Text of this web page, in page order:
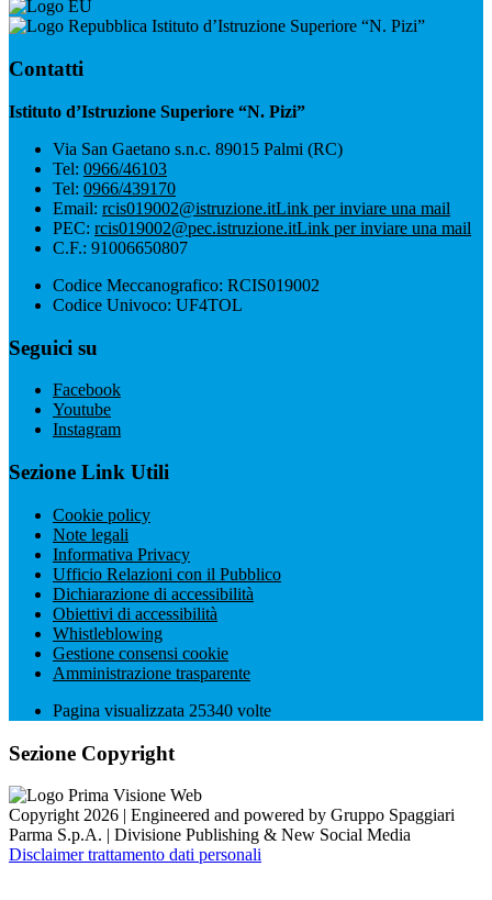
Istituto d’Istruzione Superiore “N. Pizi”
Contatti
Istituto d’Istruzione Superiore “N. Pizi”
Via San Gaetano s.n.c. 89015 Palmi (RC)
Tel: 0966/46103
Tel: 0966/439170
Email: rcis019002@istruzione.itLink per inviare una mail
PEC: rcis019002@pec.istruzione.itLink per inviare una mail
C.F.: 91006650807
Codice Meccanografico: RCIS019002
Codice Univoco: UF4TOL
Seguici su
Facebook
Youtube
Instagram
Sezione Link Utili
Cookie policy
Note legali
Informativa Privacy
Ufficio Relazioni con il Pubblico
Dichiarazione di accessibilità
Obiettivi di accessibilità
Whistleblowing
Gestione consensi cookie
Amministrazione trasparente
Pagina visualizzata 25340 volte
Sezione Copyright
Copyright 2026 | Engineered and powered by Gruppo Spaggiari
Parma S.p.A. | Divisione Publishing & New Social Media
Disclaimer trattamento dati personali